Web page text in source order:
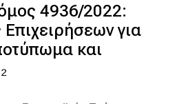
4936/2022:
για
και